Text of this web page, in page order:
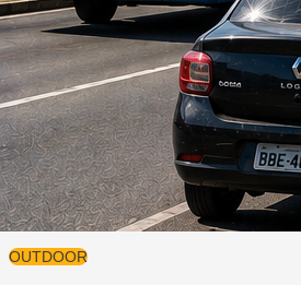
OUTDOOR